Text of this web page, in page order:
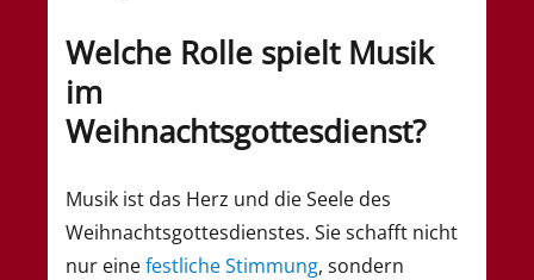
Welche Rolle spielt Musik
im
Weihnachtsgottesdienst?
Musik ist das Herz und die Seele des
Weihnachtsgottesdienstes. Sie schafft nicht
nur einefestliche Stimmung, sondern